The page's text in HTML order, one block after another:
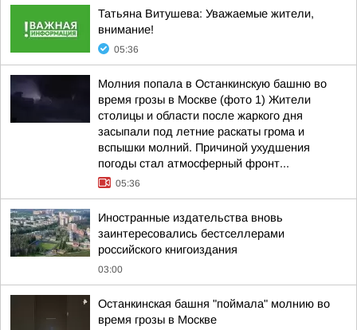
Татьяна Витушева: Уважаемые жители,
внимание!
05:36
Молния попала в Останкинскую башню во
время грозы в Москве (фото 1) Жители
столицы и области после жаркого дня
засыпали под летние раскаты грома и
вспышки молний. Причиной ухудшения
погоды стал атмосферный фронт...
05:36
Иностранные издательства вновь
заинтересовались бестселлерами
российского книгоиздания
03:00
Останкинская башня "поймала" молнию во
время грозы в Москве